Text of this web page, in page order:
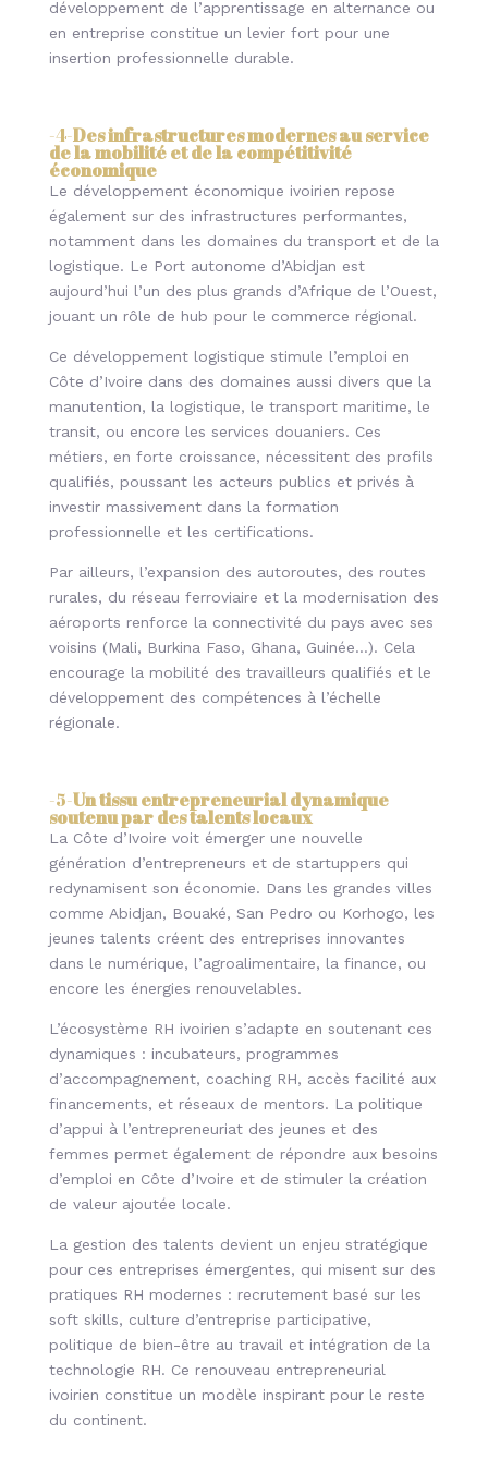
développement de l’apprentissage en alternance ou
en entreprise constitue un levier fort pour une
insertion professionnelle durable.
-4-Des infrastructures modernes au service
de la mobilité et de la compétitivité
économique
Le développement économique ivoirien repose
également sur des infrastructures performantes,
notamment dans les domaines du transport et de la
logistique. Le Port autonome d’Abidjan est
aujourd’hui l’un des plus grands d’Afrique de l’Ouest,
jouant un rôle de hub pour le commerce régional.
Ce développement logistique stimule l’emploi en
Côte d’Ivoire dans des domaines aussi divers que la
manutention, la logistique, le transport maritime, le
transit, ou encore les services douaniers. Ces
métiers, en forte croissance, nécessitent des profils
qualifiés, poussant les acteurs publics et privés à
investir massivement dans la formation
professionnelle et les certifications.
Par ailleurs, l’expansion des autoroutes, des routes
rurales, du réseau ferroviaire et la modernisation des
aéroports renforce la connectivité du pays avec ses
voisins (Mali, Burkina Faso, Ghana, Guinée…). Cela
encourage la mobilité des travailleurs qualifiés et le
développement des compétences à l’échelle
régionale.
-5-Un tissu entrepreneurial dynamique
soutenu par des talents locaux
La Côte d’Ivoire voit émerger une nouvelle
génération d’entrepreneurs et de startuppers qui
redynamisent son économie. Dans les grandes villes
comme Abidjan, Bouaké, San Pedro ou Korhogo, les
jeunes talents créent des entreprises innovantes
dans le numérique, l’agroalimentaire, la finance, ou
encore les énergies renouvelables.
L’écosystème RH ivoirien s’adapte en soutenant ces
dynamiques : incubateurs, programmes
d’accompagnement, coaching RH, accès facilité aux
financements, et réseaux de mentors. La politique
d’appui à l’entrepreneuriat des jeunes et des
femmes permet également de répondre aux besoins
d’emploi en Côte d’Ivoire et de stimuler la création
de valeur ajoutée locale.
La gestion des talents devient un enjeu stratégique
pour ces entreprises émergentes, qui misent sur des
pratiques RH modernes : recrutement basé sur les
soft skills, culture d’entreprise participative,
politique de bien-être au travail et intégration de la
technologie RH. Ce renouveau entrepreneurial
ivoirien constitue un modèle inspirant pour le reste
du continent.